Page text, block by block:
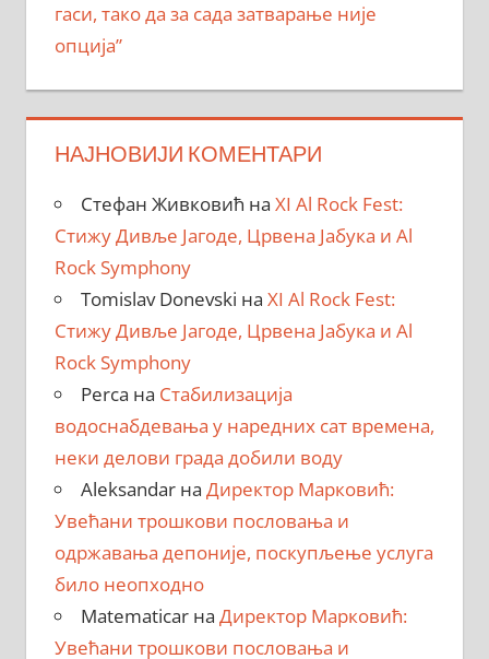
гаси, тако да за сада затварање није
опција”
НАЈНОВИЈИ КОМЕНТАРИ
Стефан Живковић на XI Al Rock Fest:
Стижу Дивље Јагоде, Црвена Јабука и Al
Rock Symphony
Tomislav Donevski на XI Al Rock Fest:
Стижу Дивље Јагоде, Црвена Јабука и Al
Rock Symphony
Perca на Стабилизација
водоснабдевања у наредних сат времена,
неки делови града добили воду
Aleksandarна Директор Марковић:
Увећани трошкови пословања и
одржавања депоније, поскупљење услуга
било неопходно
Matematicarна Директор Марковић:
Увећани трошкови пословања и